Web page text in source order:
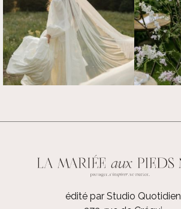
édité par Studio Quotidien